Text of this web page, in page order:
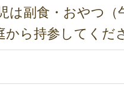
は副食・おやつ（
から持参してくだ